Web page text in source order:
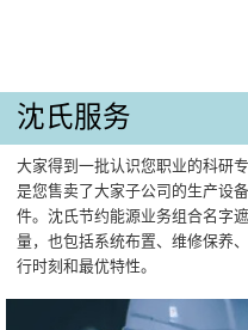
沈氏服务
大家得到一批认识您职业的科研
是您售卖了大家子公司的生产设
件。沈氏节约能源业务组合名字
量，也包括系统布置、维修保养
行时刻和最优特性。